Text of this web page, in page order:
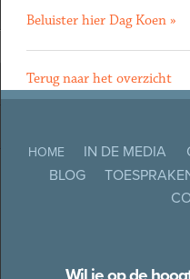
Beluister hier Dag Koen »
Terug naar het overzicht
HOME IN DE MEDIA
BLOG